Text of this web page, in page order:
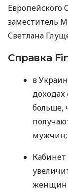
Европейского
заместитель
Светлана
Справка
в
больше,
мужчин;
женщин